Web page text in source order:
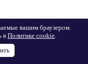
вашим браузером.
в Политике cookie.